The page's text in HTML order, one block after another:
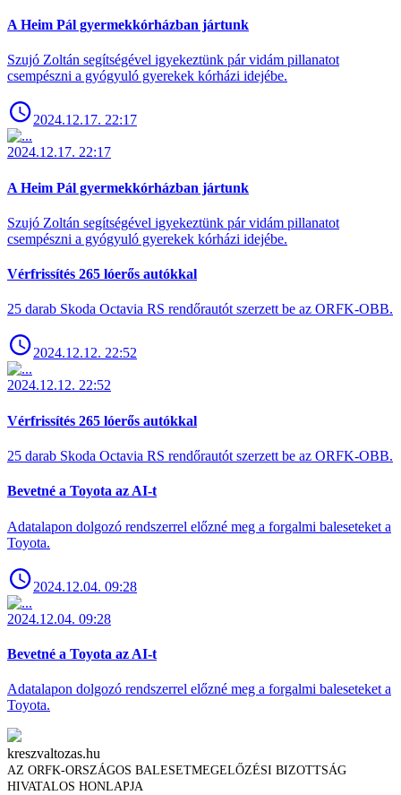
A Heim Pál gyermekkórházban jártunk
Szujó Zoltán segítségével igyekeztünk pár vidám pillanatot
csempészni a gyógyuló gyerekek kórházi idejébe.
2024.12.17. 22:17
2024.12.17. 22:17
A Heim Pál gyermekkórházban jártunk
Szujó Zoltán segítségével igyekeztünk pár vidám pillanatot
csempészni a gyógyuló gyerekek kórházi idejébe.
Vérfrissítés 265 lóerős autókkal
25 darab Skoda Octavia RS rendőrautót szerzett be az ORFK-OBB.
2024.12.12. 22:52
2024.12.12. 22:52
Vérfrissítés 265 lóerős autókkal
25 darab Skoda Octavia RS rendőrautót szerzett be az ORFK-OBB.
Bevetné a Toyota az AI-t
Adatalapon dolgozó rendszerrel előzné meg a forgalmi baleseteket a
Toyota.
2024.12.04. 09:28
2024.12.04. 09:28
Bevetné a Toyota az AI-t
Adatalapon dolgozó rendszerrel előzné meg a forgalmi baleseteket a
Toyota.
kreszvaltozas.hu
AZ ORFK-ORSZÁGOS BALESETMEGELŐZÉSI BIZOTTSÁG
HIVATALOS HONLAPJA